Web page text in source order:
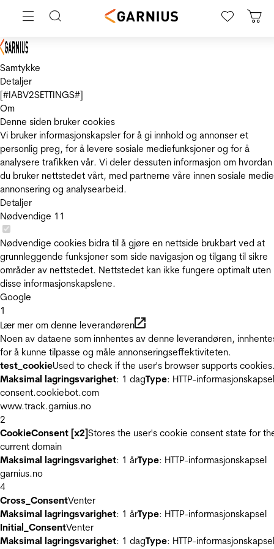
Samtykke
Detaljer
[#IABV2SETTINGS#]
Om
Denne siden bruker cookies
Vi bruker informasjonskapsler for å gi innhold og annonser et
personlig preg, for å levere sosiale mediefunksjoner og for å
analysere trafikken vår. Vi deler dessuten informasjon om hvordan
du bruker nettstedet vårt, med partnerne våre innen sosiale
annonsering og analysearbeid.
Detaljer
Nødvendige 11
Nødvendige cookies bidra til å gjøre en nettside brukbart ved at
grunnleggende funksjoner som side navigasjon og tilgang til sikre
områder av nettstedet. Nettstedet kan ikke fungere optimalt uten
disse informasjonskapslene.
Google
1
Lær mer om denne leverandøren
Noen av dataene som innhentes av denne leverandøren,
for å kunne tilpasse og måle annonseringseffektiviteten.
test_cookieUsed to check if the user's browser supports
Maksimal lagringsvarighet: 1 dagType: HTTP-informasjonskapsel
consent.cookiebot.com
www.track.garnius.no
2
CookieConsent [x2]Stores the user's cookie consent state for
current domain
Maksimal lagringsvarighet: 1 årType: HTTP-informasjonskapsel
garnius.no
4
Cross_ConsentVenter
Maksimal lagringsvarighet: 1 årType: HTTP-informasjonskapsel
Initial_ConsentVenter
Maksimal lagringsvarighet: 1 dagType: HTTP-informasjonskapsel